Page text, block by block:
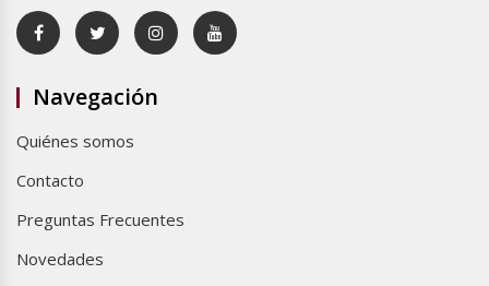
Navegación
Quiénes somos
Contacto
Preguntas Frecuentes
Novedades